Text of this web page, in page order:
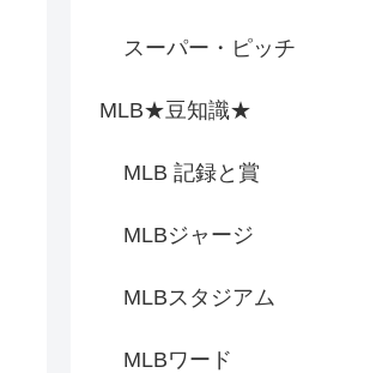
スーパー・ピッチ
MLB★豆知識★
MLB 記録と賞
MLBジャージ
MLBスタジアム
MLBワード